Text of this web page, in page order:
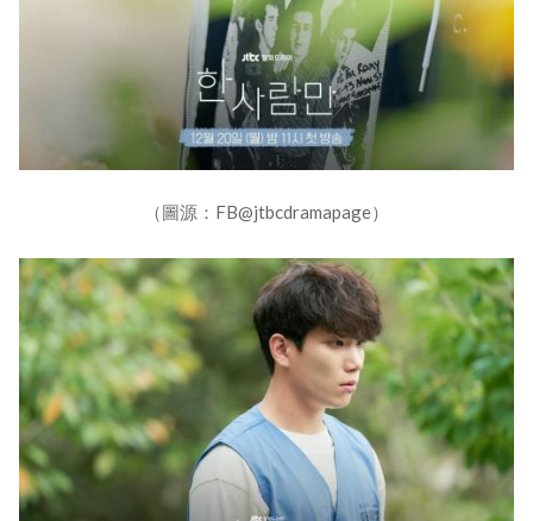
（圖源：FB@jtbcdramapage）